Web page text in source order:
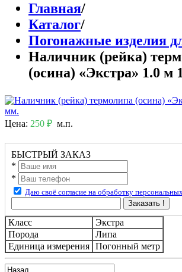
Главная/
Каталог/
Погонажные изделия
Наличник (рейка)
(осина) «Экстра» 1.0 м
Цена: 250 ₽ м.п.
БЫСТРЫЙ ЗАКАЗ
*
*
Даю своё согласие на обработку
Заказать !
Класс
Экстра
Порода
Липа
Единица измерения Погонный метр